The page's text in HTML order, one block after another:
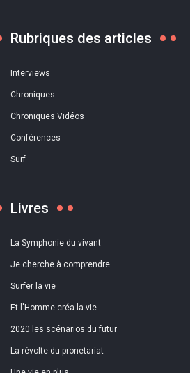
Rubriques des articles
Interviews
Chroniques
Chroniques Vidéos
Conférences
Surf
Livres
La Symphonie du vivant
Je cherche à comprendre
Surfer la vie
Et l'Homme créa la vie
2020 les scénarios du futur
La révolte du pronetariat